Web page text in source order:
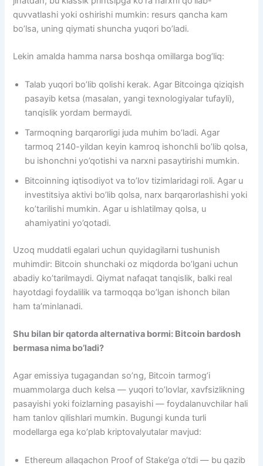
quvvatlashi yoki oshirishi mumkin: resurs qancha kam
bo’lsa, uning qiymati shuncha yuqori bo’ladi.
Lekin amalda hamma narsa boshqa omillarga bog’liq:
Talab yuqori bo’lib qolishi kerak. Agar Bitcoinga qiziqish
pasayib ketsa (masalan, yangi texnologiyalar tufayli),
tanqislik yordam bermaydi.
Tarmoqning barqarorligi juda muhim bo’ladi. Agar
tarmoq 2140-yildan keyin kamroq ishonchli bo’lib qolsa,
bu ishonchni yo’qotishi va narxni pasaytirishi mumkin.
Bitcoinning iqtisodiyot va to’lov tizimlaridagi roli. Agar u
investitsiya aktivi bo’lib qolsa, narx barqarorlashishi yoki
ko’tarilishi mumkin. Agar u ishlatilmay qolsa, u
ahamiyatini yo’qotadi.
Uzoq muddatli egalari uchun quyidagilarni tushunish
muhimdir: Bitcoin shunchaki oz miqdorda bo’lgani uchun
abadiy ko’tarilmaydi. Qiymat nafaqat tanqislik, balki real
hayotdagi foydalilik va tarmoqqa bo’lgan ishonch bilan
ham ta’minlanadi.
Shu bilan bir qatorda alternativa bormi: Bitcoin bardosh
bermasa nima bo’ladi?
Agar emissiya tugagandan so’ng, Bitcoin tarmog’i
muammolarga duch kelsa — yuqori to’lovlar, xavfsizlikning
pasayishi yoki foizlarning pasayishi — foydalanuvchilar hali
ham tanlov qilishlari mumkin. Bugungi kunda turli
modellarga ega ko’plab kriptovalyutalar mavjud:
Ethereum allaqachon Proof of Stake’ga o‘tdi — bu qazib